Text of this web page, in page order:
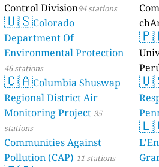
Control Division94 stations
🇺🇸Colorado
Department Of
Environmental Protection
46 stations
🇨🇦Columbia Shuswap
Regional District Air
Monitoring Project 35
stations
Communities Against
Pollution (CAP) 11 stations